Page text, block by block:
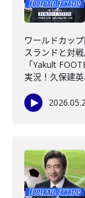
ワールドカッ
スランドと対
「Yakult
実況！久保建